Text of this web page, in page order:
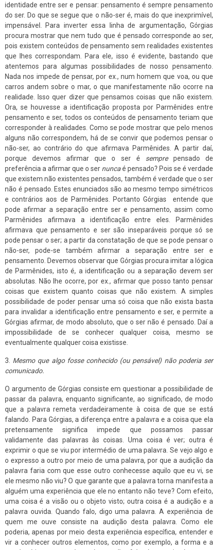
identidade entre ser e pensar: pensamento é sempre pensamento
do ser. Do que se segue que o não-ser é, mais do que inexprimível,
impensável. Para inverter essa linha de argumentação, Górgias
procura mostrar que nem tudo que é pensado corresponde ao ser,
pois existem conteúdos de pensamento sem realidades existentes
que lhes correspondam. Para ele, isso é evidente, bastando que
atentemos para algumas possibilidades de nosso pensamento.
Nada nos impede de pensar, por ex., num homem que voa, ou que
carros andem sobre o mar, o que manifestamente não ocorre na
realidade. Isso quer dizer que pensamos coisas que não existem.
Ora, se houvesse a identificação proposta por Parmênides entre
pensamento e ser, todos os conteúdos de pensamento teriam que
corresponder à realidades. Como se pode mostrar que pelo menos
alguns não correspondem, há de se convir que podemos pensar o
não-ser, ao contrário do que afirmava Parmênides. A partir daí,
porque devemos afirmar que o ser é semprepensado de
preferência a afirmar que o ser nuncaé pensado? Pois se é verdade
que existem não existentes pensados, também é verdade que o ser
não é pensado. Estes enunciados são ao mesmo tempo simétricos
e contrários aos de Parmênides. Portanto Górgias entende que
pode afirmar a separação entre ser e pensamento, assim como
Parmênides afirmava a identificação entre eles. Parmênides
afirmava que pensamento e ser são inseparáveis porque só se
pode pensar o ser; a partir da constatação de que se pode pensar o
não-ser, pode-se também afirmar a separação entre ser e
pensamento. Devemos observar que Górgias procura imitar a lógica
de Parmênides, isto é, a identificação ou a separação devem ser
absolutas. Não lhe ocorre, por ex., afirmar que posso tanto pensar
coisas que existem quanto coisas que não existem. A simples
possibilidade de poder pensar uma só coisa que não exista basta
para invalidar a identificação entre pensamento e ser, e permite a
Górgias afirmar, de modo absoluto, que o ser não é pensado. Daí a
impossibilidade de se conhecer qualquer coisa, mesmo se
eventualmente qualquer coisa existisse.
3. Mesmo que algo fosse conhecido (ou pensável) não poderia ser
comunicado.
O argumento de Górgias consiste em questionar a possibilidade de
passar da palavra, enquanto significante, ao significado, de modo
que a palavra remeta verdadeiramente à coisa de que se está
falando. Para Górgias, a diferença entre a palavra e a coisa que ela
pretensamente significa impede que possamos passar
validamente das palavras às coisas. Uma coisa é ver; outra é
exprimir o que se viu por intermédio de uma palavra. Se vejo algo e
o expresso a outro por meio de uma palavra, por que a audição da
palavra faria com que esse outro conhecesse aquilo que eu vi, se
ele mesmo não viu? O que garante que a palavra torna manifesta a
alguém uma experiência que ele no entanto não teve? Com efeito,
uma coisa é a visão ou o objeto visto; outra coisa é a audição e a
palavra ouvida. Quando falo, digo uma palavra. A experiência de
quem me ouve consiste na audição desta palavra. Como ele
poderia, apenas por meio desta experiência específica, entender e
vir a conhecer outros elementos, como por exemplo, a forma e a